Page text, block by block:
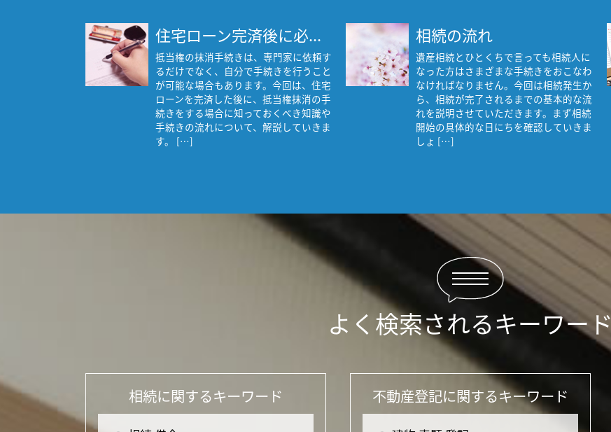
住宅ローン完済後に必...
抵当権の抹消手続きは、専門家に依頼す
るだけでなく、自分で手続きを行うこと
が可能な場合もあります。今回は、住宅
ローンを完済した後に、抵当権抹消の手
続きをする場合に知っておくべき知識や
手続きの流れについて、解説していきま
す。 […]
相続の流れ
遺産相続とひとくちで言っても相続人に
なった方はさまざまな手続きをおこなわ
なければなりません。今回は相続発生か
ら、相続が完了されるまでの基本的な流
れを説明させていただきます。まず相続
開始の具体的な日にちを確認していきま
しょ […]
よく検索されるキーワード
相続に関するキーワード 不動産登記に関するキーワード